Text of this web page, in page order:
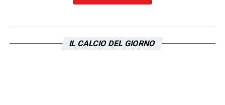
IL CALCIO DEL GIORNO